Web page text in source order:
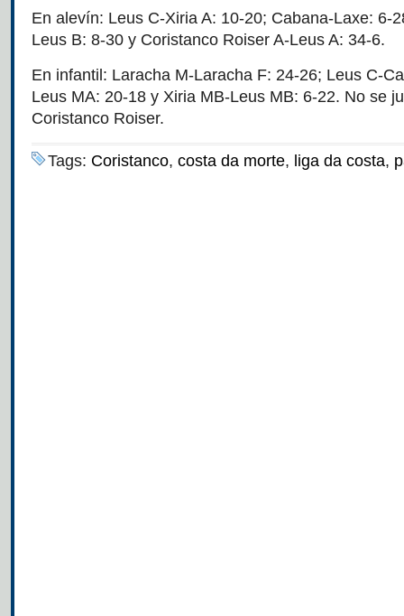
En alevín: Leus C-Xiria A: 10-20; Cabana-Laxe: 6-
Leus B: 8-30 y Coristanco Roiser A-Leus A: 34-6.
En infantil: Laracha M-Laracha F: 24-26; Leus C-
Leus MA: 20-18 y Xiria MB-Leus MB: 6-22. No se
Coristanco Roiser.
Tags: Coristanco, costa da morte, liga da costa,